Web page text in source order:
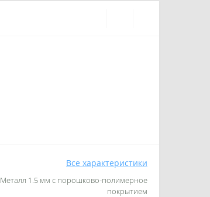
Все характеристики
Металл 1.5 мм с порошково-полимерное
покрытием